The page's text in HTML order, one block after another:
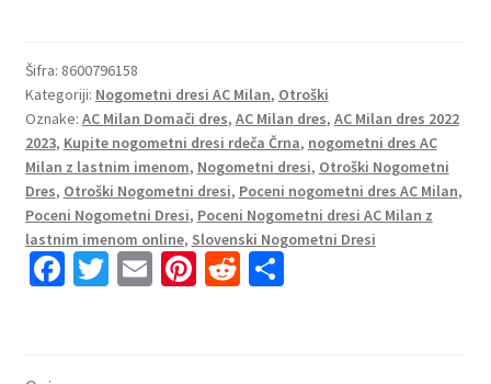
Milan
Domači
2022-
23
Kratek
Rokav
+
Kratke
hlače
Šifra: 8600796158
Kategoriji: Nogometni dresi AC Milan, Otroški
Oznake: AC Milan Domači dres, AC Milan dres, AC Milan dres 2022
2023, Kupite nogometni dresi rdeča Črna, nogometni dres AC
Milan z lastnim imenom, Nogometni dresi, Otroški Nogometni
Dres, Otroški Nogometni dresi, Poceni nogometni dres AC Milan,
Poceni Nogometni Dresi, Poceni Nogometni dresi AC Milan z
lastnim imenom online, Slovenski Nogometni Dresi
Fa T E Pi R S